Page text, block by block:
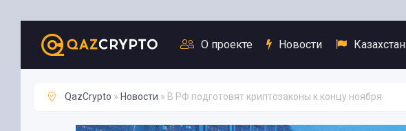
О проекте Новости Казахстан
QazCrypto » Новости » В РФ подготовят криптозаконы к концу ноября
Новости